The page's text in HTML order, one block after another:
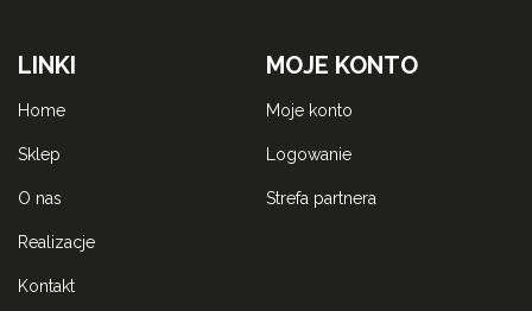
LINKI
home
sklep
o nas
realizacje
kontakt
MOJE KONTO
moje konto
logowanie
strefa partnera